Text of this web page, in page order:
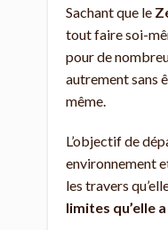
Sachant que le
tout faire soi-
pour de
autrement sans
même.
L’objectif de
environnement
les travers
limites qu’elle